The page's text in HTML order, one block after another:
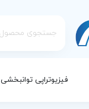
فیزیوتراپی توانبخشی